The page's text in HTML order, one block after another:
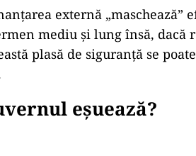
externă „maschează”
mediu și lung însă, dacă
plasă de siguranță se
eșuează?